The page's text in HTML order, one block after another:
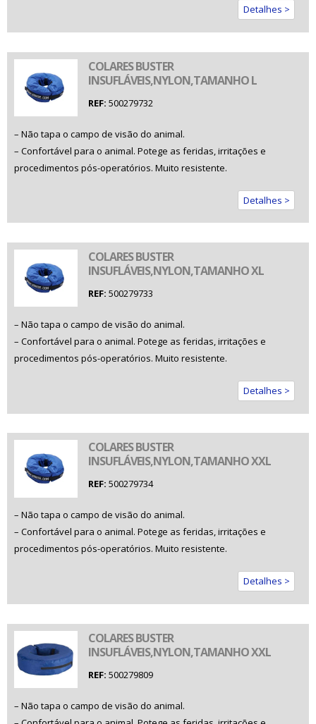
Detalhes >
COLARES BUSTER
INSUFLÁVEIS,NYLON,TAMANHO L
REF: 500279732
– Não tapa o campo de visão do animal.
– Confortável para o animal. Potege as feridas, irritações e
procedimentos pós-operatórios. Muito resistente.
Detalhes >
COLARES BUSTER
INSUFLÁVEIS,NYLON,TAMANHO XL
REF: 500279733
– Não tapa o campo de visão do animal.
– Confortável para o animal. Potege as feridas, irritações e
procedimentos pós-operatórios. Muito resistente.
Detalhes >
COLARES BUSTER
INSUFLÁVEIS,NYLON,TAMANHO XXL
REF: 500279734
– Não tapa o campo de visão do animal.
– Confortável para o animal. Potege as feridas, irritações e
procedimentos pós-operatórios. Muito resistente.
Detalhes >
COLARES BUSTER
INSUFLÁVEIS,NYLON,TAMANHO XXL
REF: 500279809
– Não tapa o campo de visão do animal.